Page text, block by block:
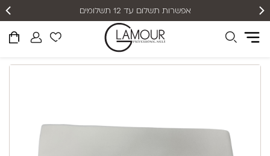
אפשרות תשלום עד 12 תשלומים